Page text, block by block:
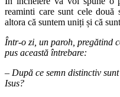
reaminti care sunt cele două
altora că suntem uniți și că
Într-o zi, un paroh , pregătind
pus această întrebare:
– După ce semn distinctiv
Isus?